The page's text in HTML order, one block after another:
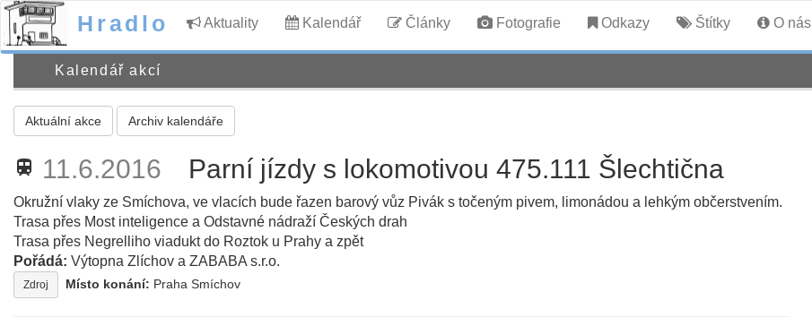
Hradlo Aktuality Kalendář Články Fotografie Odkazy Štítky O nás
Kalendář akcí
Aktuální akce Archiv kalendáře
train 11.6.2016 Parní jízdy s lokomotivou 475.111 Šlechtična
Okružní vlaky ze Smíchova, ve vlacích bude řazen barový vůz Pivák s točeným pivem, limonádou a lehkým občerstvením.
Trasa přes Most inteligence a Odstavné nádraží Českých drah
Trasa přes Negrelliho viadukt do Roztok u Prahy a zpět
Pořádá: Výtopna Zlíchov a ZABABA s.r.o.
Zdroj Místo konání: Praha Smíchov